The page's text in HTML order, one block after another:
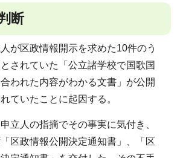
断
が区政情報開示を求めた10件のう
されていた「公立諸学校で国歌国
われた内容がわかる文書」が公開
ていたことに起因する。
立人の指摘でその事実に気付き、
区政情報公開決定通知書」、「区